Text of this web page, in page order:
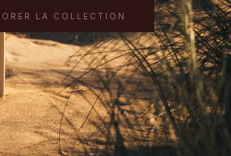
LA COLLECTION